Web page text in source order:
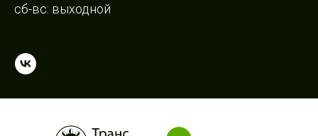
сб-вс: выходной